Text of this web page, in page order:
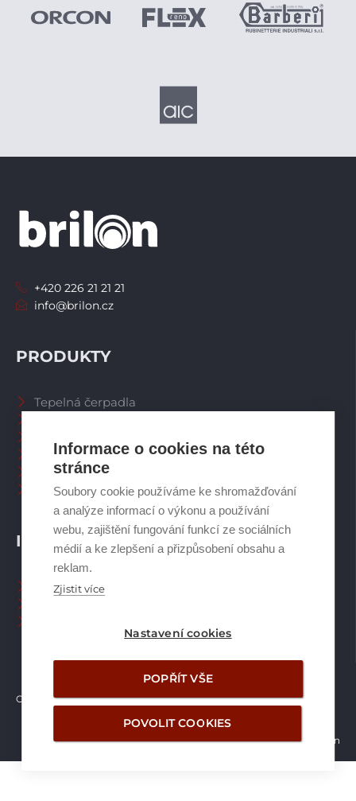
Informace o cookies na této
stránce
Soubory cookie používáme ke shromažďování
a analýze informací o výkonu a používání
webu, zajištění fungování funkcí ze sociálních
médií a ke zlepšení a přizpůsobení obsahu a
reklam.
Zjistit více
Nastavení cookies
POPŘÍT VŠE
POVOLIT COOKIES
INFORMACE
Naši pracovníci CZ
PRODUKTY
Tepelná čerpadla
Spalinové systémy
Plynové kotle
Ostatní příslušenství
+420 226 21 21 21
info@brilon.cz
Copyright © Brilon a.s. 2026
Vytvořilo studio Žalud Design